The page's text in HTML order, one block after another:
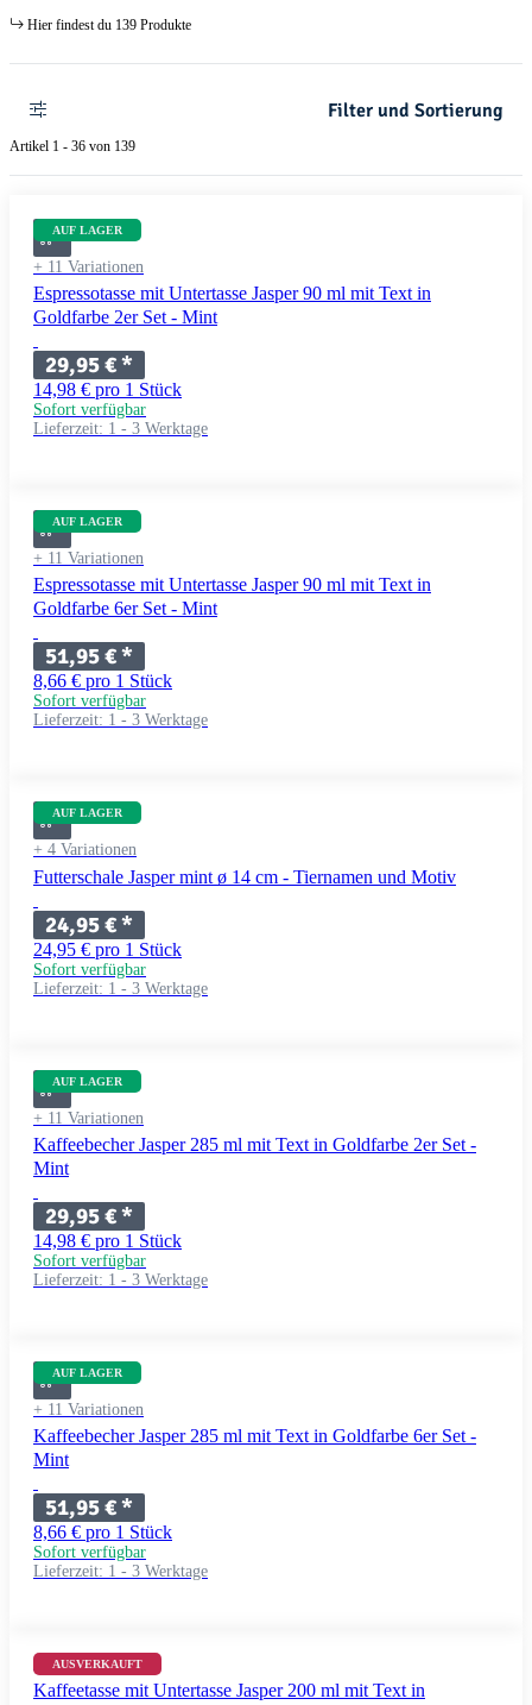
Hier findest du 139 Produkte
Filter und Sortierung
Artikel 1 - 36 von 139
AUF LAGER
+ 11 Variationen
Espressotasse mit Untertasse Jasper 90 ml mit Text in
Goldfarbe 2er Set - Mint
29,95 €*
14,98 € pro 1 Stück
Sofort verfügbar
Lieferzeit: 1 - 3 Werktage
AUF LAGER
+ 11 Variationen
Espressotasse mit Untertasse Jasper 90 ml mit Text in
Goldfarbe 6er Set - Mint
51,95 €*
8,66 € pro 1 Stück
Sofort verfügbar
Lieferzeit: 1 - 3 Werktage
AUF LAGER
+ 4 Variationen
Futterschale Jasper mint ø 14 cm - Tiernamen und Motiv
24,95 €*
24,95 € pro 1 Stück
Sofort verfügbar
Lieferzeit: 1 - 3 Werktage
AUF LAGER
+ 11 Variationen
Kaffeebecher Jasper 285 ml mit Text in Goldfarbe 2er Set -
Mint
29,95 €*
14,98 € pro 1 Stück
Sofort verfügbar
Lieferzeit: 1 - 3 Werktage
AUF LAGER
+ 11 Variationen
Kaffeebecher Jasper 285 ml mit Text in Goldfarbe 6er Set -
Mint
51,95 €*
8,66 € pro 1 Stück
Sofort verfügbar
Lieferzeit: 1 - 3 Werktage
AUSVERKAUFT
+ 11 Variationen
Kaffeetasse mit Untertasse Jasper 200 ml mit Text in